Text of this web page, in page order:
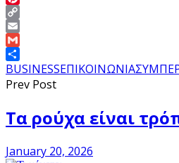
Pinterest
Copy
Link
Email
Gmail
Share
BUSINESSΕΠΙΚΟΙΝΩΝΙΑ
Prev Post
Τα ρούχα είναι
January 20, 2026